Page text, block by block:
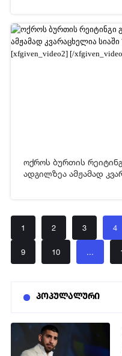
[xfgiven_video2] [/
ოქროს ბურთის
ადგილზეა ამჟამად
1 2 3 4
9 10 ...
პოპულალური